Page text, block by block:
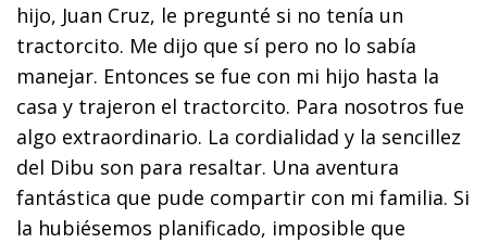
hijo, Juan Cruz, le pregunté si no tenía un
tractorcito. Me dijo que sí pero no lo sabía
manejar. Entonces se fue con mi hijo hasta la
casa y trajeron el tractorcito. Para nosotros fue
algo extraordinario. La cordialidad y la sencillez
del Dibu son para resaltar. Una aventura
fantástica que pude compartir con mi familia. Si
la hubiésemos planificado, imposible que